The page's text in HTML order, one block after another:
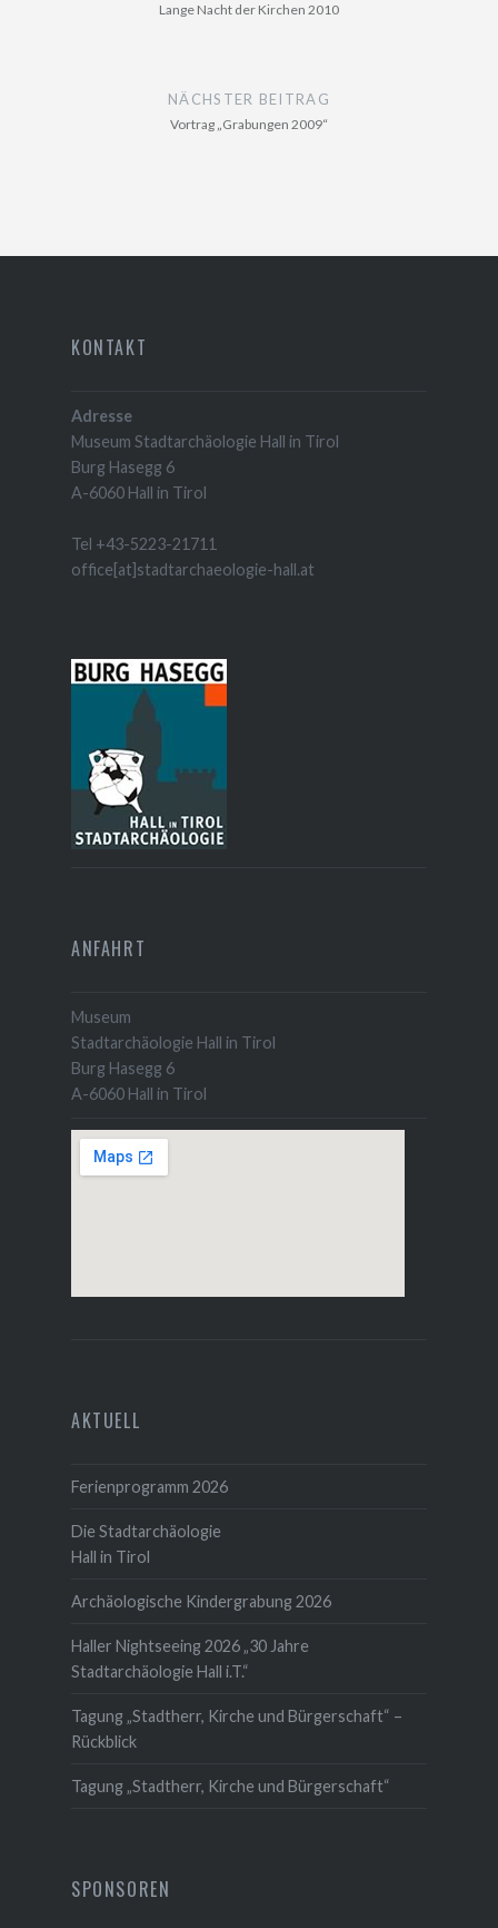
Lange Nacht der Kirchen 2010
NÄCHSTER BEITRAG
Vortrag „Grabungen 2009“
KONTAKT
Adresse
Museum Stadtarchäologie Hall in Tirol
Burg Hasegg 6
A-6060 Hall in Tirol
Tel +43-5223-21711
office[at]stadtarchaeologie-hall.at
ANFAHRT
Museum
Stadtarchäologie Hall in Tirol
Burg Hasegg 6
A-6060 Hall in Tirol
AKTUELL
Ferienprogramm 2026
Die Stadtarchäologie
Hall in Tirol
Archäologische Kindergrabung 2026
Haller Nightseeing 2026 „30 Jahre
Stadtarchäologie Hall i.T.“
Tagung „Stadtherr, Kirche und Bürgerschaft“ –
Rückblick
Tagung „Stadtherr, Kirche und Bürgerschaft“
SPONSOREN